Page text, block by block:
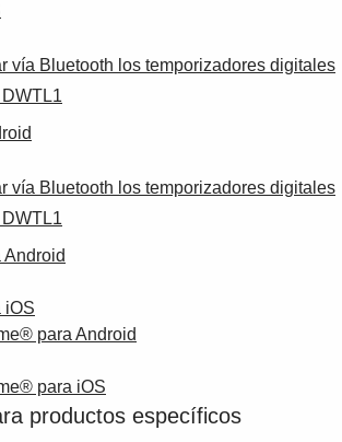
vía Bluetooth los temporizadores digitales
vía Bluetooth los temporizadores digitales
iOS
para Android
para iOS
productos específicos